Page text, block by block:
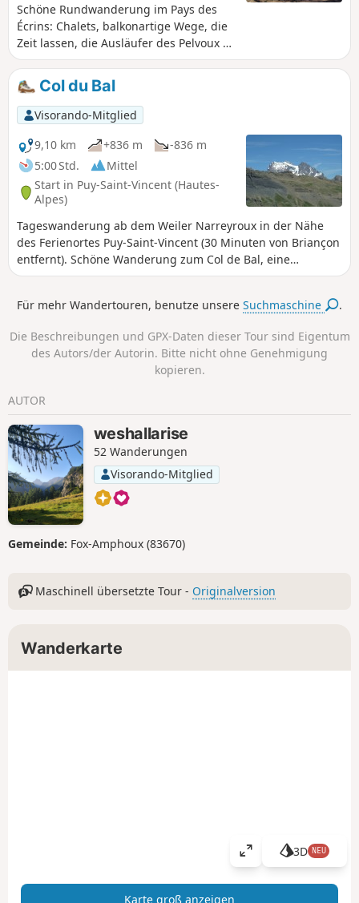
Schöne Rundwanderung im Pays des
Écrins: Chalets, balkonartige Wege, die
Zeit lassen, die Ausläufer des Pelvoux zu
bewundern. Das Vergnügen, sich in
einer beeindruckenden Landschaft zu
bewegen. Nehmen Sie sich Zeit für eine
erfrischende Pause an der Cabane de
Chouvet. Eine wunderschöne
Wanderung erwartet Sie dort oben.
Col du Bal
Visorando-Mitglied
9,10 km
+836 m
-836 m
5:00 Std.
Mittel
Start in Puy-Saint-Vincent (Hautes-
Alpes)
Tageswanderung ab dem Weiler Narreyroux in der Nähe
des Ferienortes Puy-Saint-Vincent (30 Minuten von Briançon
entfernt). Schöne Wanderung zum Col de Bal, eine
Augenweide im blühenden Juni. Rückkehr zum Weiler auf
Für mehr Wandertouren, benutze unsereSuchmaschine .
Die Beschreibungen und GPX-Daten dieser Tour sind Eigentum
des Autors/der Autorin. Bitte nicht ohne Genehmigung
kopieren.
AUTOR
weshallarise
52 Wanderungen
Visorando-Mitglied
Gemeinde: Fox-Amphoux (83670)
Maschinell übersetzte Tour - Originalversion
Wanderkarte
K
3D NEU
Karte groß anzeigen